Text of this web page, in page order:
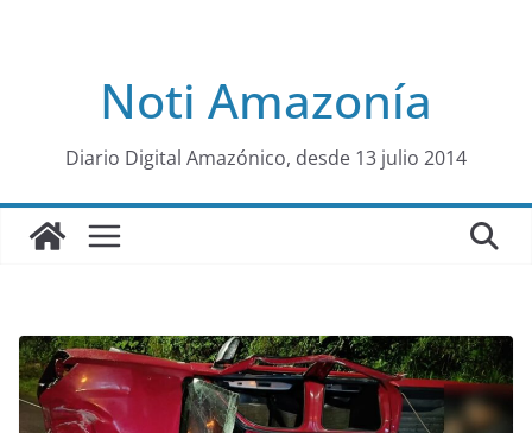
al
Noti Amazonía
Diario Digital Amazónico, desde 13 julio 2014